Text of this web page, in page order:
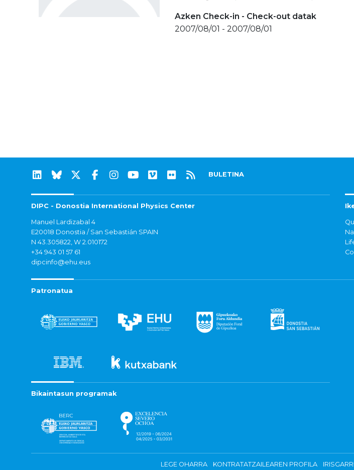
Azken Check-in - Check-out datak
2007/08/01 - 2007/08/01
BULETINA
DIPC - Donostia International Physics Center
Manuel Lardizabal 4
E20018 Donostia / San Sebastián SPAIN
N 43.305822, W 2.010172
+34 943 01 57 61
dipcinfo@ehu.eus
Patronatua
Bikaintasun programak
LEGE OHARRA KONTRATATZAILEAREN PROFILA